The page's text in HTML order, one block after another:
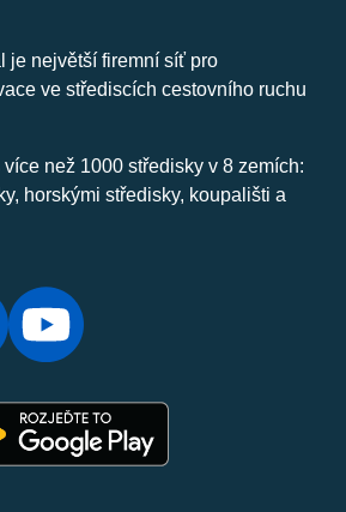
je největší firemní síť pro
ve střediscích cestovního ruchu
než 1000 středisky v 8 zemích:
horskými středisky, koupališti a